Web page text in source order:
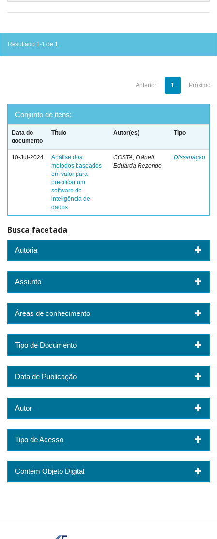
Resultado 1-1 de 1.
Anterior 1 Próximo
Conjunto de itens:
Data do
documento
Título Autor(es) Tipo
10-Jul-2024
Análise dos
métodos baseados
em valor para
precificar um
software de
inteligência de
dados
COSTA, Frâneli
Eduarda Rezende
Dissertação
Busca facetada
Autoria
Assunto
Áreas de conhecimento
Tipo de Documento
Data de Publicação
Autor
Tipo de Acesso
Contém Objeto Digital